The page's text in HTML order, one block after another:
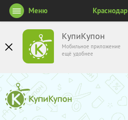
КупиКупон
Мобильное приложение
ещё удобнее
Меню Краснодар